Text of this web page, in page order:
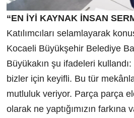
“EN İYİ KAYNAK İNSAN
Katılımcıları selamlayarak
Kocaeli Büyükşehir Belediye
Büyükakın şu ifadeleri
bizler için keyifli. Bu tür
mutluluk veriyor. Parça parça
olarak ne yaptığımızın farkına